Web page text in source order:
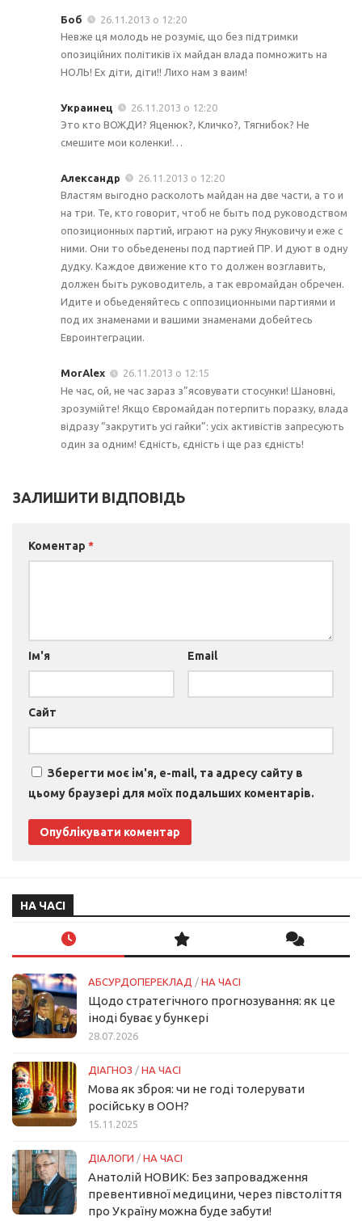
Боб
26.11.2013 о 12:20
Невже ця молодь не розуміє, що без підтримки
опозиційних політиків їх майдан влада помножить на
НОЛЬ! Ех діти, діти!! Лихо нам з ваим!
Украинец
26.11.2013 о 12:20
Это кто ВОЖДИ? Яценюк?, Кличко?, Тягнибок? Не
смешите мои коленки!…
Александр
26.11.2013 о 12:20
Властям выгодно расколоть майдан на две части, а то и
на три. Те, кто говорит, чтоб не быть под руководством
опозиционных партий, играют на руку Януковичу и еже с
ними. Они то обьеденены под партией ПР. И дуют в одну
дудку. Каждое движение кто то должен возглавить,
должен быть руководитель, а так евромайдан обречен.
Идите и обьеденяйтесь с оппозиционными партиями и
под их знаменами и вашими знаменами добейтесь
Евроинтеграции.
MorAlex
26.11.2013 о 12:15
Не час, ой, не час зараз з”ясовувати стосунки! Шановні,
зрозумійте! Якщо Євромайдан потерпить поразку, влада
відразу “закрутить усі гайки”: усіх активістів запресують
один за одним! Єдність, єдність і ще раз єдність!
ЗАЛИШИТИ ВІДПОВІДЬ
Коментар *
Ім'я Email
Сайт
Зберегти моє ім'я, e-mail, та адресу сайту в
цьому браузері для моїх подальших коментарів.
НА ЧАСІ
АБСУРДОПЕРЕКЛАД / НА ЧАСІ
Щодо стратегічного прогнозування: як це
іноді буває у бункері
28.07.2026
ДІАГНОЗ / НА ЧАСІ
Мова як зброя: чи не годі толерувати
російську в ООН?
15.11.2025
ДІАЛОГИ / НА ЧАСІ
Анатолій НОВИК: Без запровадження
превентивної медицини, через півстоліття
про Україну можна буде забути!